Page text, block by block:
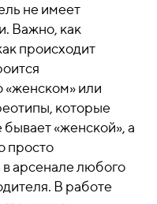
не имеет
Важно, как
происходит
«женском» или
которые
«женской», а
просто
арсенале любого
В работе